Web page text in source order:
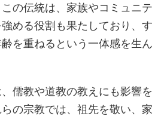
の伝統は、家族やコミュニテ
める役割も果たしており、す
を重ねるという一体感を生ん
儒教や道教の教えにも影響を
の宗教では、祖先を敬い、家